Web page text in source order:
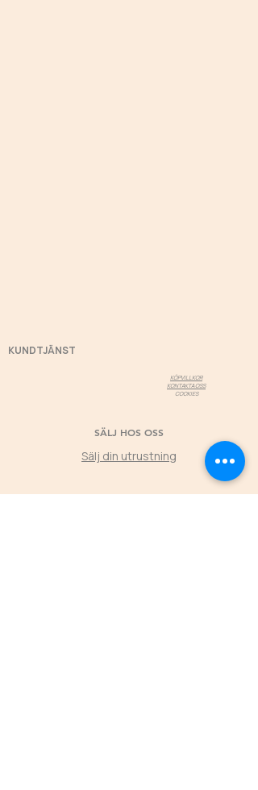
KUNDTJÄNST
KÖPVILLKOR
KONTAKTA OSS
COOKIES
SÄLJ HOS OSS
Sälj din utrustning
©2025 by Second Horse